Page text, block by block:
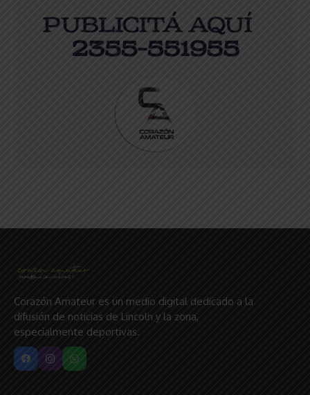
Corazón Amateur es un medio digital dedicado a la
difusión de noticias de Lincoln y la zona,
especialmente deportivas.